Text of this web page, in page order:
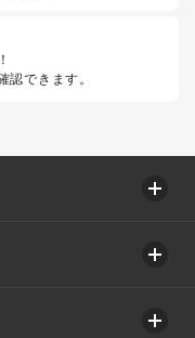
認できます。